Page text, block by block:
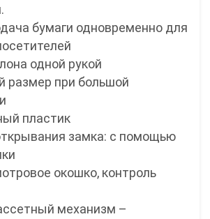
бумаги одновременно для
одной рукой
размер при большой
пластик
замка: с помощью
окошко, контроль
механизм –